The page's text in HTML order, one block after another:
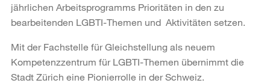
jährlichen Arbeitsprogramms Prioritäten in den zu
bearbeitenden LGBTI-Themen und Aktivitäten setzen.
Mit der Fachstelle für Gleichstellung als neuem
Kompetenzzentrum für LGBTI-Themen übernimmt die
Stadt Zürich eine Pionierrolle in der Schweiz.